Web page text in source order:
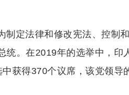
制定法律和修改宪法、控制
统。在2019年的选举中，印
获得370个议席，该党领导